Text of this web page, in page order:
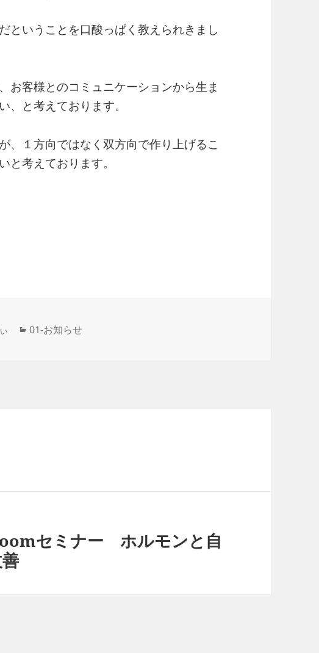
ということを口酸っぱく教えられきまし
お客様とのコミュニケーションから生ま
、と考えております。
、１方向ではなく双方向で作り上げるこ
と考えております。
カ
01-お知らせ
セミナー ホルモンと自